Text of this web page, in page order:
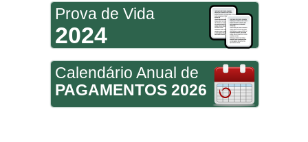
Prova de Vida
2024
Calendário Anual de
PAGAMENTOS 2026